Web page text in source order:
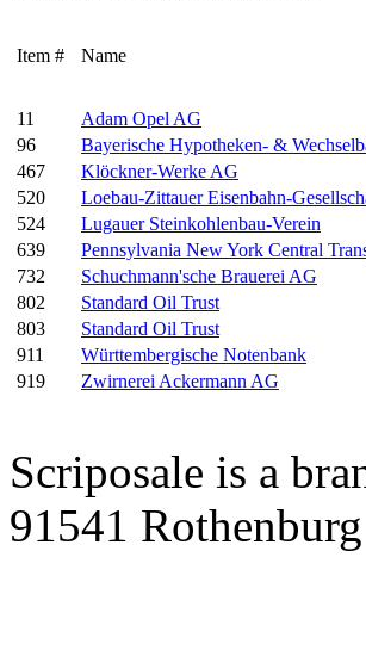
Item # Name
11
Adam Opel AG
96
Bayerische Hypotheken- &
467
Klöckner-Werke AG
520
Loebau-Zittauer Eisenbahn-
524
Lugauer Steinkohlenbau-Verein
639
Pennsylvania New York Central
732
Schuchmann'sche Brauerei AG
802
Standard Oil Trust
803
Standard Oil Trust
911
Württembergische Notenbank
919
Zwirnerei Ackermann AG
Scriposale is a
91541